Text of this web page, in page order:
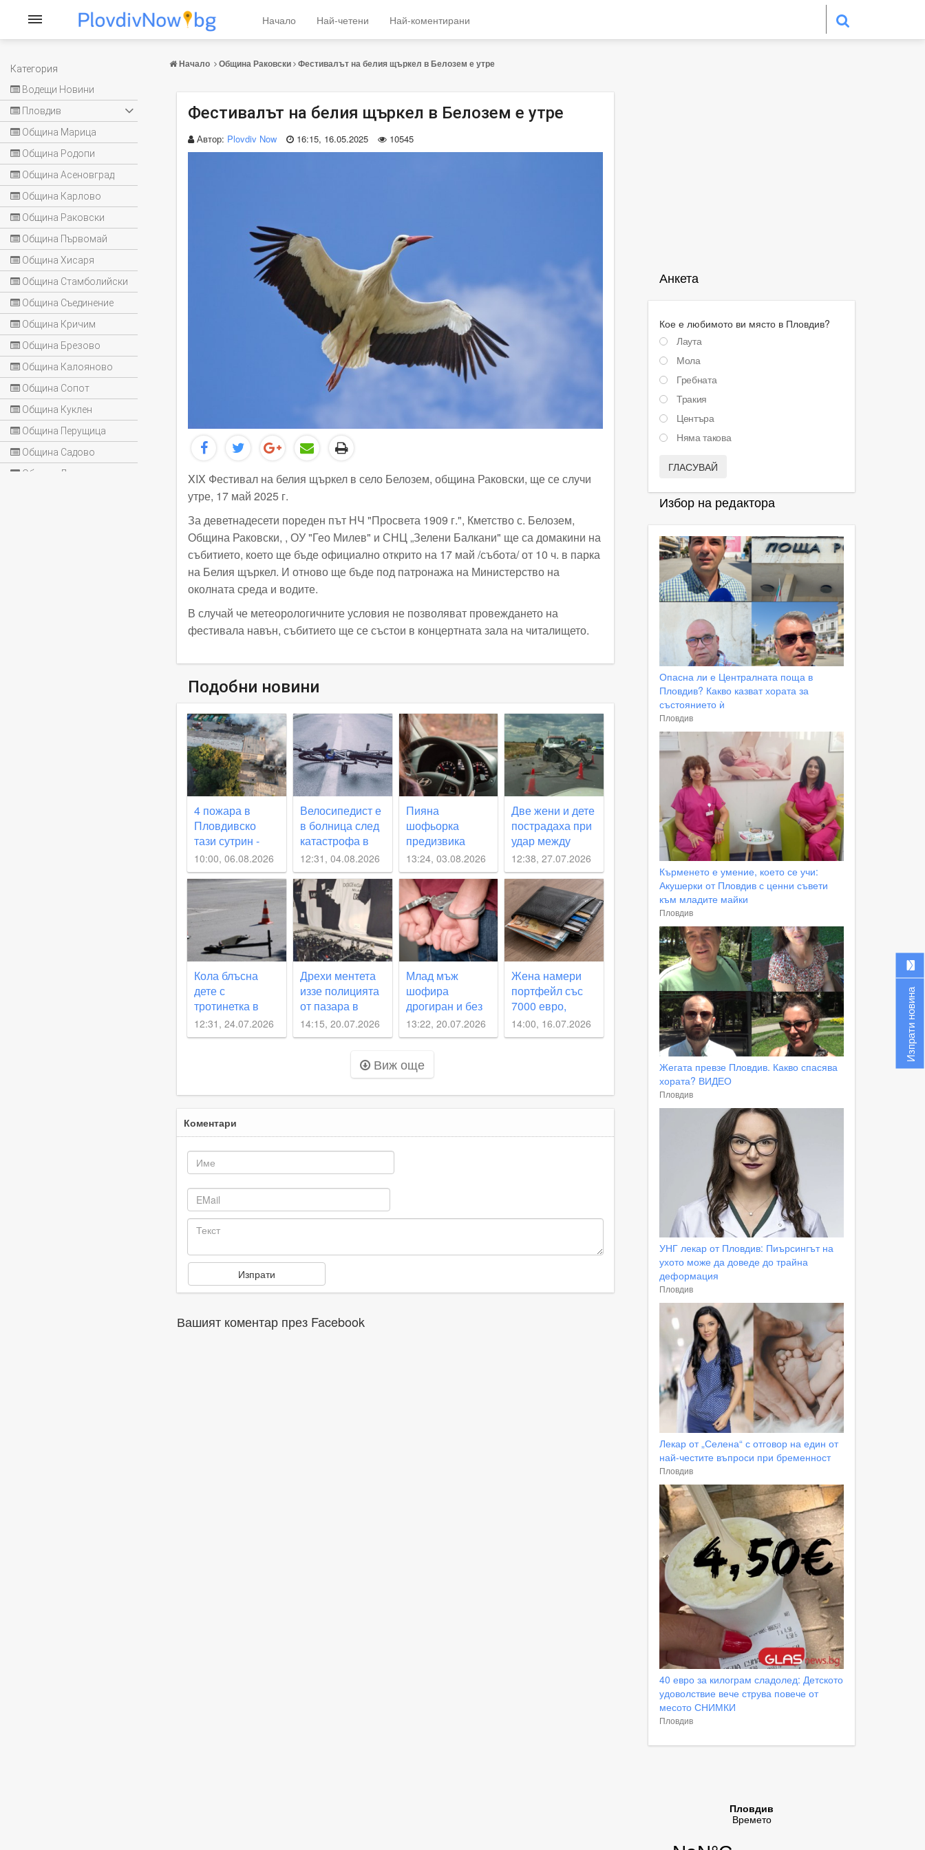
Категория
Водещи Новини
Пловдив
Община Марица
Община Родопи
Община Асеновград
Община Карлово
Община Раковски
Община Първомай
Община Хисаря
Община Стамболийски
Община Съединение
Община Кричим
Община Брезово
Община Калояново
Община Сопот
Община Куклен
Община Перущица
Община Садово
Община Лъки
Начало Най-четени Най-коментирани
Начало Община Раковски Фестивалът на белия щъркел в Белозем е утре
Фестивалът на белия щъркел в Белозем е утре
Автор: Plovdiv Now 16:15, 16.05.2025 10545
XIX Фестивал на белия щъркел в село Белозем, община Раковски, ще се случи
утре, 17 май 2025 г.
За деветнадесети пореден път НЧ "Просвета 1909 г.", Кметство с. Белозем,
Община Раковски, , ОУ "Гео Милев" и СНЦ „Зелени Балкани" ще са домакини на
събитието, което ще бъде официално открито на 17 май /събота/ от 10 ч. в парка
на Белия щъркел. И отново ще бъде под патронажа на Министерство на
околната среда и водите.
В случай че метеорологичните условия не позволяват провеждането на
фестивала навън, събитието ще се състои в концертната зала на читалището.
Подобни новини
4 пожара в
Пловдивско
тази сутрин -
гора се запали
край Стряма,
къща - в
10:00, 06.08.2026
Велосипедист е
в болница след
катастрофа в
Раковски
12:31, 04.08.2026
Пияна
шофьорка
предизвика
катастрофа
край Стряма
13:24, 03.08.2026
Две жени и дете
пострадаха при
удар между
автомобил и
каруца край
Раковски
12:38, 27.07.2026
Кола блъсна
дете с
тротинетка в
Раковски
12:31, 24.07.2026
Дрехи ментета
иззе полицията
от пазара в
Раковски
14:15, 20.07.2026
Млад мъж
шофира
дрогиран и без
книжка, пияни
водачи хванаха
Асеновград и в
Белозем
13:22, 20.07.2026
Жена намери
портфейл със
7000 евро,
докато пазарува
в Раковски
14:00, 16.07.2026
Виж още
Коментари
Вашият коментар през Facebook
Анкета
Кое е любимото ви място в Пловдив?
Лаута
Мола
Гребната
Тракия
Центъра
Няма такова
ГЛАСУВАЙ
Избор на редактора
Опасна ли е Централната поща в
Пловдив? Какво казват хората за
състоянието ѝ
Пловдив
Кърменето е умение, което се учи:
Акушерки от Пловдив с ценни съвети
към младите майки
Пловдив
Жегата превзе Пловдив. Какво спасява
хората? ВИДЕО
Пловдив
УНГ лекар от Пловдив: Пиърсингът на
ухото може да доведе до трайна
деформация
Пловдив
Лекар от „Селена“ с отговор на един от
най-честите въпроси при бременност
Пловдив
40 евро за килограм сладолед: Детското
удоволствие вече струва повече от
месото СНИМКИ
Пловдив
Изпрати новина